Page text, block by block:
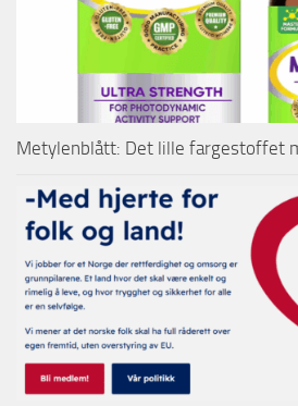
Metylenblått: Det lille fargestoffet